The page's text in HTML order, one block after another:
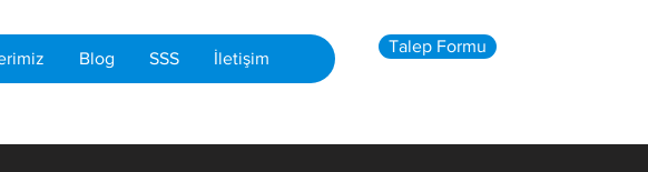
Blog SSS İletişim
Talep Formu